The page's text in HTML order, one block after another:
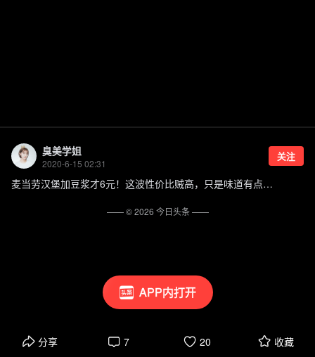
APP内打开
臭美学姐
2020-6-15 02:31
关注
麦当劳汉堡加豆浆才6元！这波性价比贼高，只是味道有点…
分享 7 20 收藏
—— ©2026 今日头条——